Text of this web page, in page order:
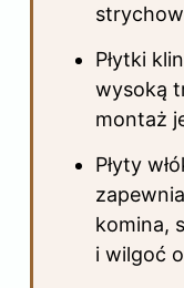
Płytki
wysoką
montaż
Płyty
komina,
i wilgoć